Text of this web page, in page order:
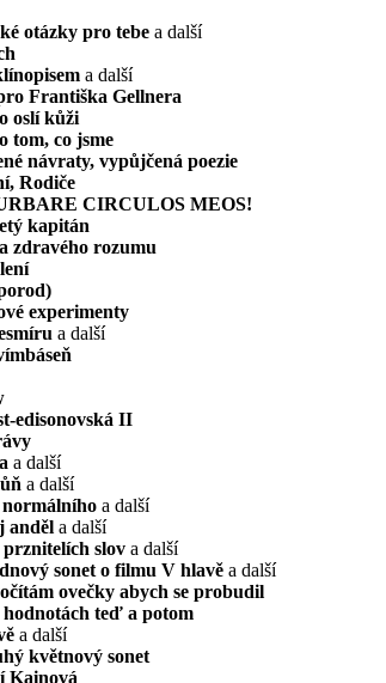
otázky pro tebe a další
a další
Františka Gellnera
oslí kůži
tom, co jsme
návraty, vypůjčená poezie
Rodiče
CIRCULOS MEOS!
kapitán
zdravého rozumu
experimenty
a další
edisonovská II
a další
a další
a další
anděl a další
prznitelích slov a další
sonet o filmu V hlavě a další
ovečky abych se probudil
hodnotách teď a potom
a další
květnový sonet
Kainová